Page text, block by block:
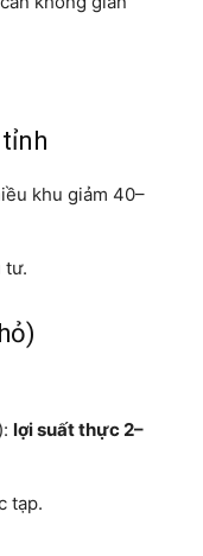
khu giảm 40–
tư.
lợi suất thực 2–
tạp.